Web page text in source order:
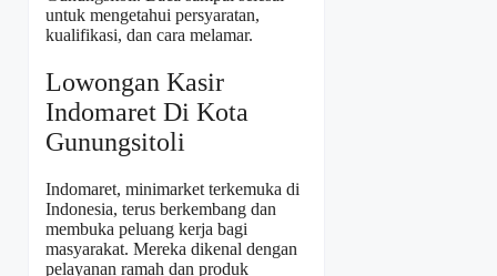
untuk mengetahui persyaratan,
kualifikasi, dan cara melamar.
Lowongan Kasir
Indomaret Di Kota
Gunungsitoli
Indomaret, minimarket terkemuka di
Indonesia, terus berkembang dan
membuka peluang kerja bagi
masyarakat. Mereka dikenal dengan
pelayanan ramah dan produk